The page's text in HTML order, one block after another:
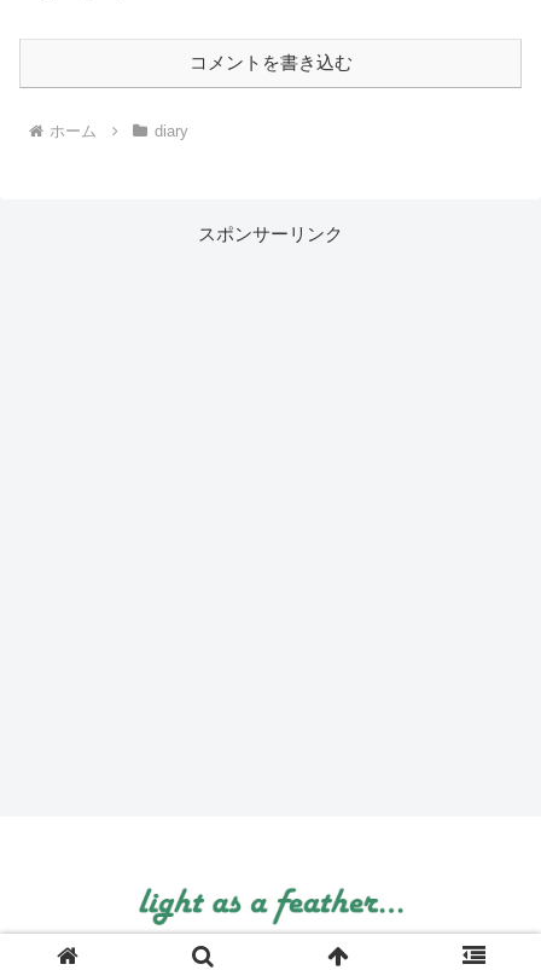
コメントを書き込む
ホーム diary
スポンサーリンク
© 1999 light as a feather....